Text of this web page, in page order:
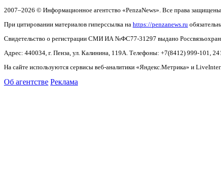
2007–2026 © Информационное агентство «PenzaNews». Все права
При цитировании материалов гиперссылка на https://penzanews.ru
Свидетельство о регистрации СМИ ИА №ФС77-31297 выдано
Адрес: 440034, г. Пенза, ул. Калинина, 119А. Телефоны: +7(8412) 999-101,
На сайте используются сервисы веб-аналитики «Яндекс.Метрика» и
Об агентстве Реклама